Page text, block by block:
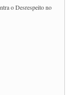
o Desrespeito no
saúde nas
de cargas na